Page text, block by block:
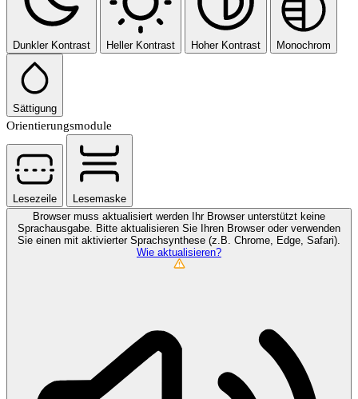
Dunkler Kontrast Heller Kontrast Hoher Kontrast Monochrom
Sättigung
Orientierungsmodule
Lesezeile
Lesemaske
Browser muss aktualisiert werden
Ihr Browser unterstützt keine
Sprachausgabe. Bitte aktualisieren Sie Ihren Browser oder verwenden
Sie einen mit aktivierter Sprachsynthese (z.B. Chrome, Edge, Safari).
Wie aktualisieren?